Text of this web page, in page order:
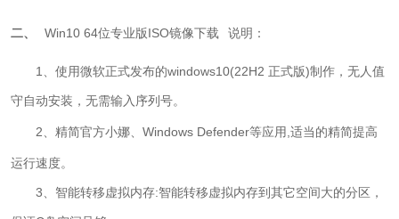
二、 Win10 64位专业版ISO镜像下载 说明：
1、使用微软正式发布的windows10(22H2 正式版)制作，无人值
守自动安装，无需输入序列号。
2、精简官方小娜、Windows Defender等应用,适当的精简提高
运行速度。
3、智能转移虚拟内存:智能转移虚拟内存到其它空间大的分区，